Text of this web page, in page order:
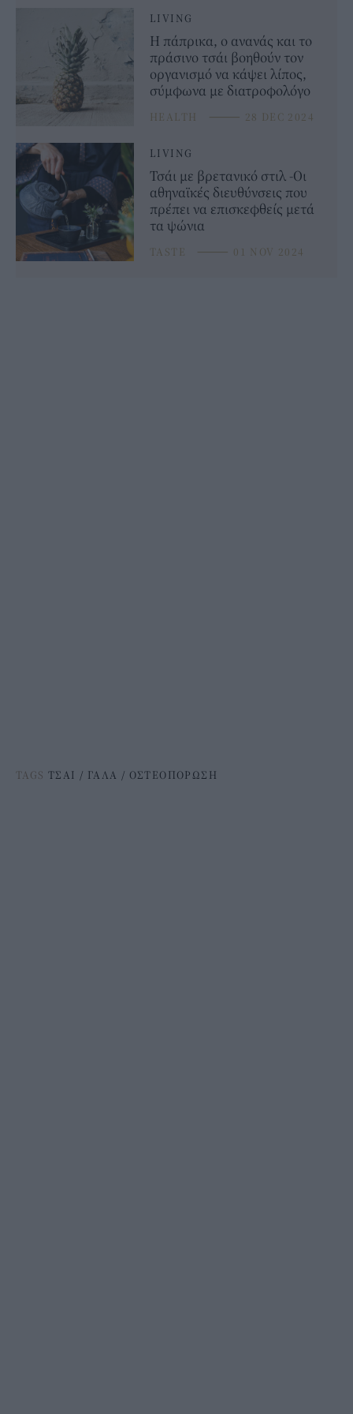
LIVING
Η πάπρικα, ο ανανάς και το
πράσινο τσάι βοηθούν τον
οργανισμό να κάψει λίπος,
σύμφωνα με διατροφολόγο
HEALTH ⸻ 28 DEC 2024
LIVING
Τσάι με βρετανικό στιλ -Oι
αθηναϊκές διευθύνσεις που
πρέπει να επισκεφθείς μετά
τα ψώνια
TASTE ⸻ 01 NOV 2024
TAGS ΤΣΑΙ / ΓΑΛΑ / ΟΣΤΕΟΠΟΡΩΣΗ